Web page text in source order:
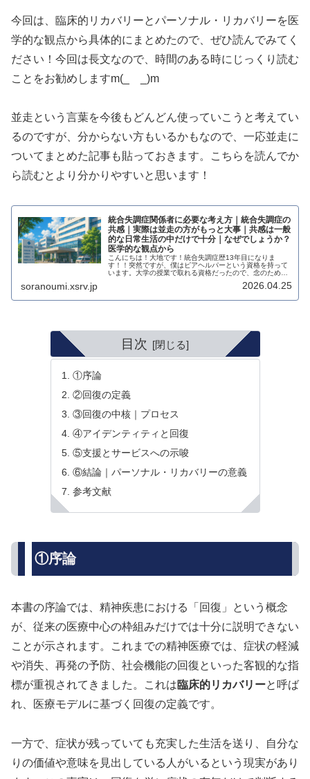
今回は、臨床的リカバリーとパーソナル・リカバリーを医
学的な観点から具体的にまとめたので、ぜひ読んでみてく
ださい！今回は長文なので、時間のある時にじっくり読む
ことをお勧めしますm(_ _)m
並走という言葉を今後もどんどん使っていこうと考えてい
るのですが、分からない方もいるかもなので、一応並走に
ついてまとめた記事も貼っておきます。こちらを読んでか
ら読むとより分かりやすいと思います！
統合失調症関係者に必要な考え方｜統合失調症の
共感｜実際は並走の方がもっと大事｜共感は一般
的な日常生活の中だけで十分｜なぜでしょうか？
医学的な観点から
こんにちは！大地です！統合失調症歴13年目になりま
す！！突然ですが、僕はピアヘルパーという資格を持って
います。大学の授業で取れる資格だったので、念のため持
症において当事者を共感することに関しての考え方につい
症の当事者にはとにかく共感することが大事です」という
もそも、共感というものは前提条件として他者の感情や状
態を理解することなので、同じ…
soranoumi.xsrv.jp 2026.04.25
目次
①序論
②回復の定義
③回復の中核｜プロセス
④アイデンティティと回復
⑤支援とサービスへの示唆
⑥結論｜パーソナル・リカバリーの意義
参考文献
①序論
本書の序論では、精神疾患における「回復」という概念
が、従来の医療中心の枠組みだけでは十分に説明できない
ことが示されます。これまでの精神医療では、症状の軽減
や消失、再発の予防、社会機能の回復といった客観的な指
標が重視されてきました。これは臨床的リカバリーと呼ば
れ、医療モデルに基づく回復の定義です。
一方で、症状が残っていても充実した生活を送り、自分な
りの価値や意味を見出している人がいるという現実があり